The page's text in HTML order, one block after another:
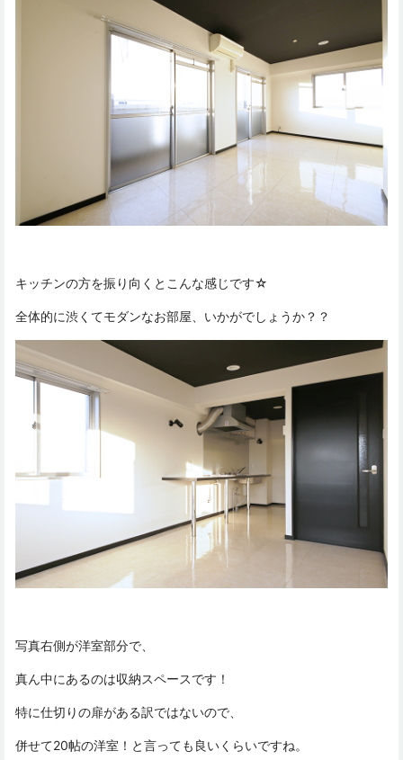
キッチンの方を振り向くとこんな感じです☆
全体的に渋くてモダンなお部屋、いかがでしょうか？？
写真右側が洋室部分で、
真ん中にあるのは収納スペースです！
特に仕切りの扉がある訳ではないので、
併せて20帖の洋室！と言っても良いくらいですね。